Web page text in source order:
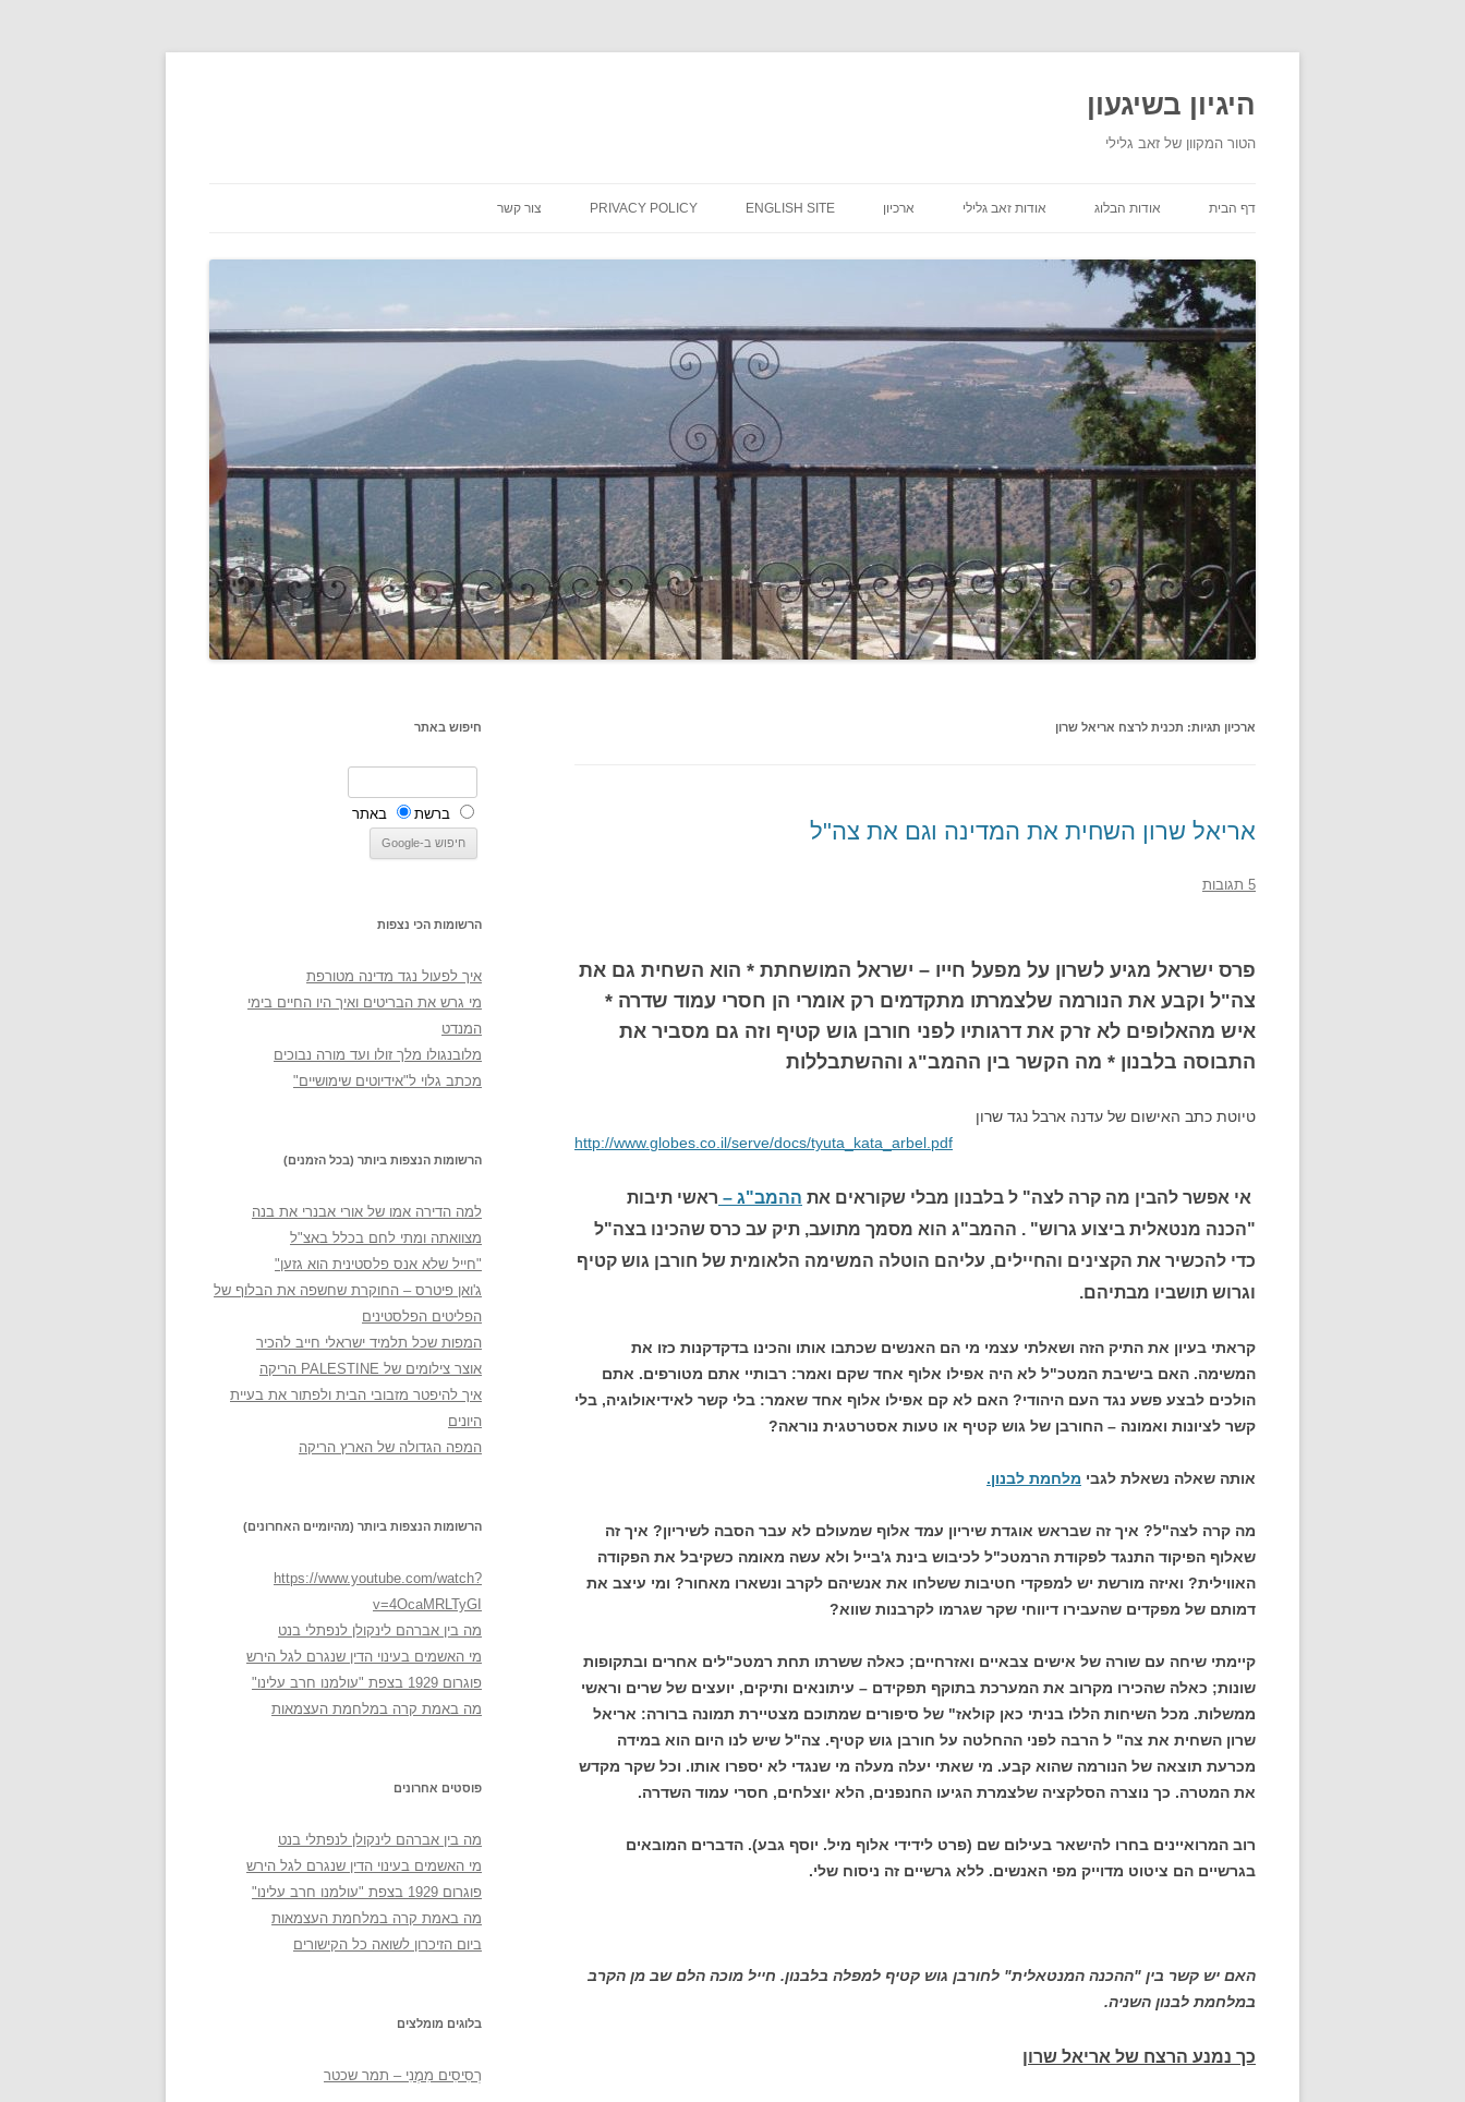
היגיון בשיגעון
הטור המקוון של זאב גלילי
דף הבית אודות הבלוג אודות זאב גלילי ארכיון ENGLISH SITE
PRIVACY POLICY צור קשר
ארכיון תגיות: תכנית לרצח אריאל שרון
אריאל שרון השחית את המדינה וגם את צה"ל
5 תגובות
פרס ישראל מגיע לשרון על מפעל חייו – ישראל המושחתת * הוא השחית גם את
צה"ל וקבע את הנורמה שלצמרתו מתקדמים רק אומרי הן חסרי עמוד שדרה *
איש מהאלופים לא זרק את דרגותיו לפני חורבן גוש קטיף וזה גם מסביר את
התבוסה בלבנון * מה הקשר בין ההמב"ג וההשתבללות
טיוטת כתב האישום של עדנה ארבל נגד שרון
http://www.globes.co.il/serve/docs/tyuta_kata_arbel.pdf
אי אפשר להבין מה קרה לצה" ל בלבנון מבלי שקוראים את ההמב"ג – ראשי תיבות
"הכנה מנטאלית ביצוע גרוש" . ההמב"ג הוא מסמך מתועב, תיק עב כרס שהכינו בצה"ל
כדי להכשיר את הקצינים והחיילים, עליהם הוטלה המשימה הלאומית של חורבן גוש קטיף
וגרוש תושביו מבתיהם.
קראתי בעיון את התיק הזה ושאלתי עצמי מי הם האנשים שכתבו אותו והכינו בדקדקנות כזו את
המשימה. האם בישיבת המטכ"ל לא היה אפילו אלוף אחד שקם ואמר: רבותיי אתם מטורפים. אתם
הולכים לבצע פשע נגד העם היהודי? האם לא קם אפילו אלוף אחד שאמר: בלי קשר לאידיאולוגיה, בלי
קשר לציונות ואמונה – החורבן של גוש קטיף או טעות אסטרטגית נוראה?
אותה שאלה נשאלת לגבי מלחמת לבנון.
מה קרה לצה"ל? איך זה שבראש אוגדת שיריון עמד אלוף שמעולם לא עבר הסבה לשיריון? איך זה
שאלוף הפיקוד התנגד לפקודת הרמטכ"ל לכיבוש בינת ג'בייל ולא עשה מאומה כשקיבל את הפקודה
האווילית? ואיזה מורשת יש למפקדי חטיבות ששלחו את אנשיהם לקרב ונשארו מאחור? ומי עיצב את
דמותם של מפקדים שהעבירו דיווחי שקר שגרמו לקרבנות שווא?
קיימתי שיחה עם שורה של אישים צבאיים ואזרחיים; כאלה ששרתו תחת רמטכ"לים אחרים ובתקופות
שונות; כאלה שהכירו מקרוב את המערכת בתוקף תפקידם – עיתונאים ותיקים, יועצים של שרים וראשי
ממשלות. מכל השיחות הללו בניתי כאן קולאז" של סיפורים שמתוכם מצטיירת תמונה ברורה: אריאל
שרון השחית את צה" ל הרבה לפני ההחלטה על חורבן גוש קטיף. צה"ל שיש לנו היום הוא במידה
מכרעת תוצאה של הנורמה שהוא קבע. מי שאתי יעלה מעלה מי שנגדי לא יספרו אותו. וכל שקר מקדש
את המטרה. כך נוצרה הסלקציה שלצמרת הגיעו החנפנים, הלא יוצלחים, חסרי עמוד השדרה.
רוב המרואיינים בחרו להישאר בעילום שם (פרט לידידי אלוף מיל. יוסף גבע). הדברים המובאים
בגרשיים הם ציטוט מדוייק מפי האנשים. ללא גרשיים זה ניסוח שלי.
האם יש קשר בין "ההכנה המנטאלית" לחורבן גוש קטיף למפלה בלבנון. חייל מוכה הלם שב מן הקרב
במלחמת לבנון השניה.
כך נמנע הרצח של אריאל שרון
חיפוש באתר
ברשת באתר
הרשומות הכי נצפות
איך לפעול נגד מדינה מטורפת
מי גרש את הבריטים ואיך היו החיים בימי
המנדט
מלובנגולו מלך זולו ועד מורה נבוכים
מכתב גלוי ל"אידיוטים שימושיים"
הרשומות הנצפות ביותר (בכל הזמנים)
למה הדירה אמו של אורי אבנרי את בנה
מצוואתה ומתי לחם בכלל באצ"ל
"חייל שלא אנס פלסטינית הוא גזען"
ג'ואן פיטרס – החוקרת שחשפה את הבלוף של
הפליטים הפלסטינים
המפות שכל תלמיד ישראלי חייב להכיר
אוצר צילומים של PALESTINE הריקה
איך להיפטר מזבובי הבית ולפתור את בעיית
היונים
המפה הגדולה של הארץ הריקה
הרשומות הנצפות ביותר (מהיומיים האחרונים)
https://www.youtube.com/watch?
v=4OcaMRLTyGI
מה בין אברהם לינקולן לנפתלי בנט
מי האשמים בעינוי הדין שנגרם לגל הירש
פוגרום 1929 בצפת "עולמנו חרב עלינו"
מה באמת קרה במלחמת העצמאות
פוסטים אחרונים
מה בין אברהם לינקולן לנפתלי בנט
מי האשמים בעינוי הדין שנגרם לגל הירש
פוגרום 1929 בצפת "עולמנו חרב עלינו"
מה באמת קרה במלחמת העצמאות
ביום הזיכרון לשואה כל הקישורים
בלוגים מומלצים
רְסִיסִים מִמֶנִי – תמר שכטר